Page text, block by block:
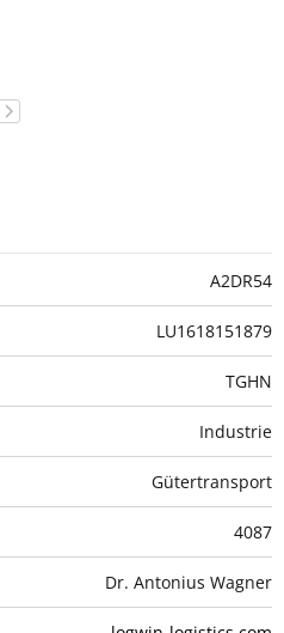
A2DR54
LU1618151879
TGHN
Industrie
Gütertransport
4087
Dr. Antonius Wagner